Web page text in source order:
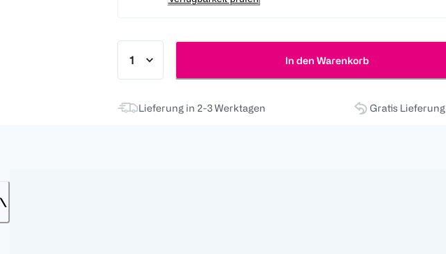
In den Warenkorb
Lieferung in 2-3 Werktagen Gratis